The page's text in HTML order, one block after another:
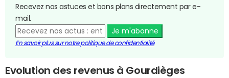
Recevez nos astuces et bons plans directement par e-
mail.
Je m'abonne
En savoir plus sur notre politique de confidentialité
Evolution des revenus à Gourdièges